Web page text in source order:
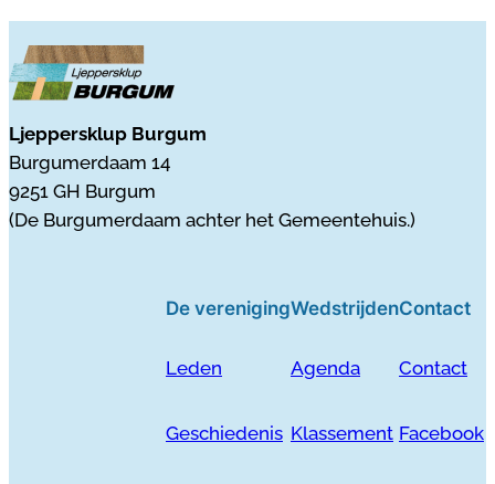
Ljeppersklup Burgum
Burgumerdaam 14
9251 GH Burgum
(De Burgumerdaam achter het Gemeentehuis.)
De vereniging
Leden
Geschiedenis
Wedstrijden
Agenda
Klassement
Contact
Contact
Facebook